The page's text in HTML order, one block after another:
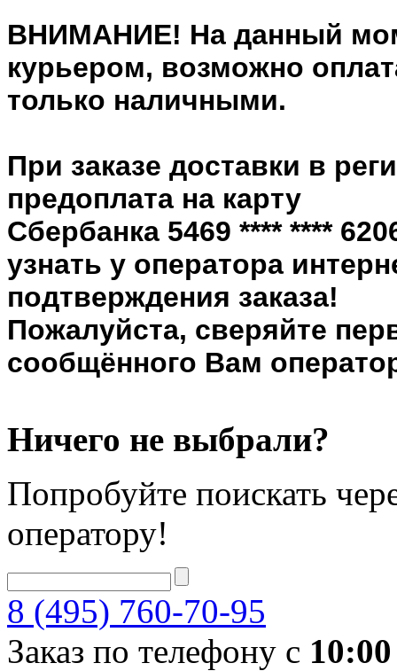
ВНИМАНИЕ! На данный
курьером, возможно
только наличными.
При заказе доставки в
предоплата на карту
Сбербанка 5469 **** ****
узнать у оператора
подтверждения заказа!
Пожалуйста, сверяйте
сообщённого Вам
Ничего не выбрали?
Попробуйте поискать
оператору!
8 (495) 760-70-95
Заказ по телефону с 10:00